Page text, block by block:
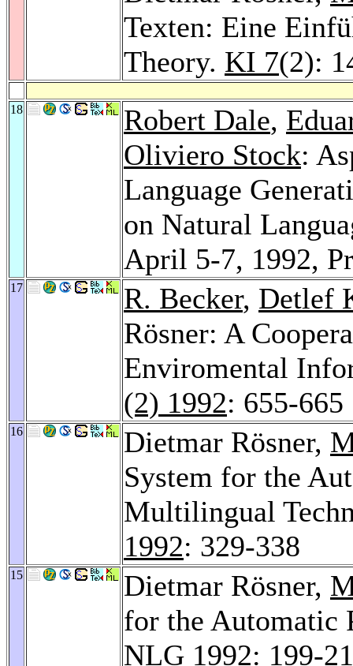
Texten: Eine
Theory. KI 7(2):
18 Robert Dale,
Oliviero Stock:
Language
on Natural
April 5-7, 1992,
17 R. Becker, Detlef
Rösner: A
Enviromental
(2) 1992: 655-665
16 Dietmar Rösner,
System for the
Multilingual
1992: 329-338
15 Dietmar Rösner,
for the Automatic
NLG 1992: 199-